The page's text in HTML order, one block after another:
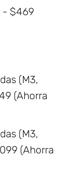
- $469
(M3,
(Ahorra
(M3,
(Ahorra